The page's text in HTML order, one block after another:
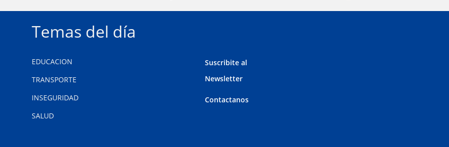
Temas del día
EDUCACION
TRANSPORTE
INSEGURIDAD
SALUD
Suscribite al
Newsletter
Contactanos